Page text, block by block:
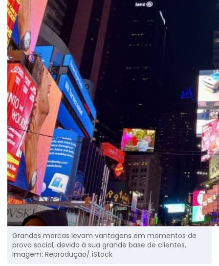
Grandes marcas levam vantagens em momentos de
prova social, devido à sua grande base de clientes.
Imagem: Reprodução/ iStock